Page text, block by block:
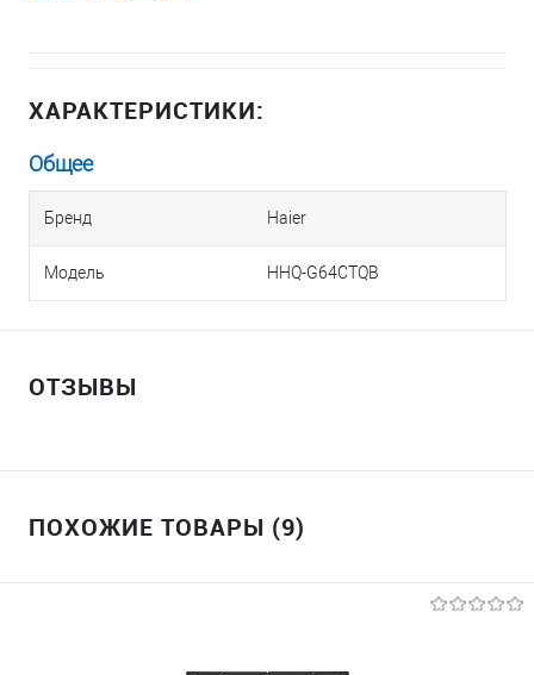
ХАРАКТЕРИСТИКИ:
Общее
Бренд Haier
Модель HHQ-G64CTQB
ОТЗЫВЫ
ПОХОЖИЕ ТОВАРЫ (9)